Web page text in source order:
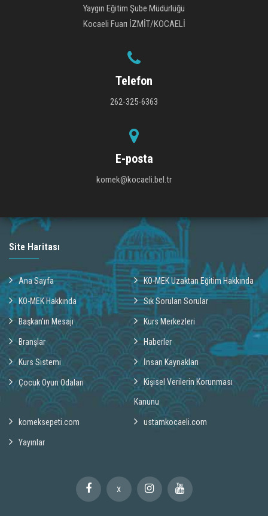
Yaygın Eğitim Şube Müdürlüğü
Kocaeli Fuarı İZMİT/KOCAELİ
Telefon
262-325-6363
E-posta
komek@kocaeli.bel.tr
Site Haritası
Ana Sayfa KO-MEK Uzaktan Eğitim Hakkında
KO-MEK Hakkında Sık Sorulan Sorular
Başkan'ın Mesajı Kurs Merkezleri
Branşlar Haberler
Kurs Sistemi İnsan Kaynakları
Çocuk Oyun Odaları Kişisel Verilerin Korunması
Kanunu
komeksepeti.com ustamkocaeli.com
Yayınlar
X